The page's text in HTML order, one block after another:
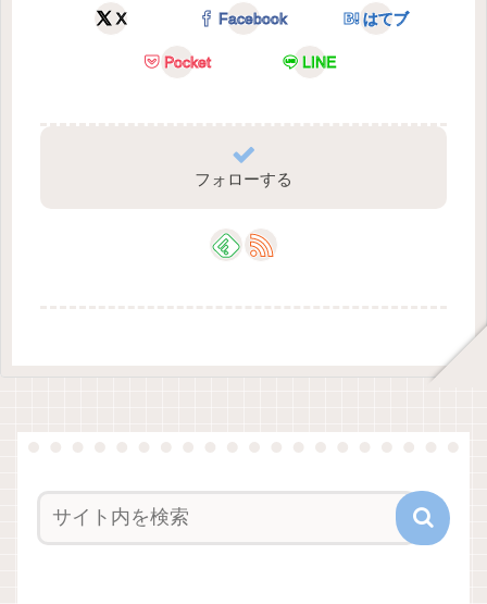
X Facebook はてブ
Pocket LINE
フォローする